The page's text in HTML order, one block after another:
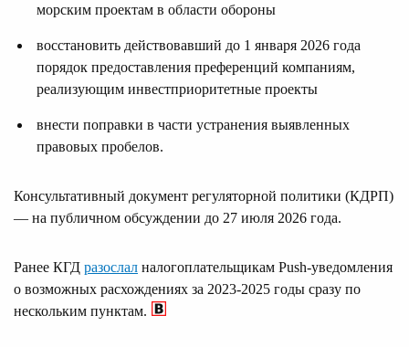
морским проектам в области обороны
восстановить действовавший до 1 января 2026 года
порядок предоставления преференций компаниям,
реализующим инвестприоритетные проекты
внести поправки в части устранения выявленных
правовых пробелов.
Консультативный документ регуляторной политики (КДРП)
— на публичном обсуждении до 27 июля 2026 года.
Ранее КГД разослал налогоплательщикам Push-уведомления
о возможных расхождениях за 2023-2025 годы сразу по
нескольким пунктам.